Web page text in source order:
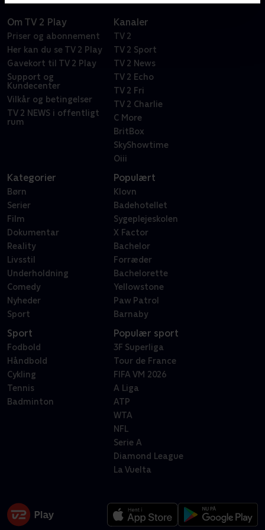
Om TV 2 Play
Priser og abonnement
Her kan du se TV 2 Play
Gavekort til TV 2 Play
Support og
Kundecenter
Vilkår og betingelser
TV 2 NEWS i offentligt
rum
Kanaler
TV 2
TV 2 Sport
TV 2 News
TV 2 Echo
TV 2 Fri
TV 2 Charlie
C More
BritBox
SkyShowtime
Oiii
Kategorier
Børn
Serier
Film
Dokumentar
Reality
Livsstil
Underholdning
Comedy
Nyheder
Sport
Populært
Klovn
Badehotellet
Sygeplejeskolen
X Factor
Bachelor
Forræder
Bachelorette
Yellowstone
Paw Patrol
Barnaby
Sport
Fodbold
Håndbold
Cykling
Tennis
Badminton
Populær sport
3F Superliga
Tour de France
FIFA VM 2026
A Liga
ATP
WTA
NFL
Serie A
Diamond League
La Vuelta